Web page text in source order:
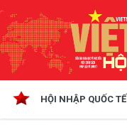
HỘI NHẬP QUỐC TẾ